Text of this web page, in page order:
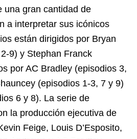
una gran cantidad de
a interpretar sus icónicos
están dirigidos por Bryan
9) y Stephan Franck
por AC Bradley (episodios 3,
(episodios 1-3, 7 y 9)
6 y 8). La serie de
la producción ejecutiva de
Feige, Louis D’Esposito,